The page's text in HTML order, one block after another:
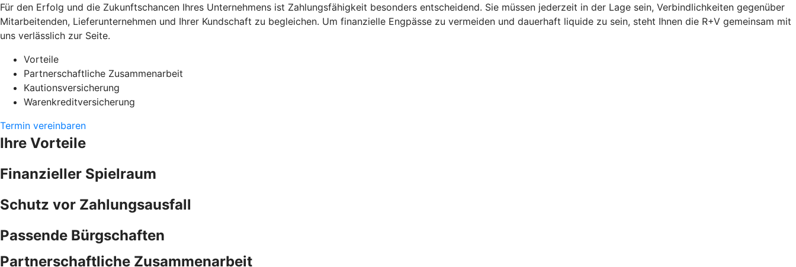
Für den Erfolg und die Zukunftschancen Ihres Unternehmens ist Zahlungsfähigkeit besonders entscheidend. Sie müssen jederzeit in der Lage sein, Verbindlichkeiten gegenüber
Mitarbeitenden, Lieferunternehmen und Ihrer Kundschaft zu begleichen. Um finanzielle Engpässe zu vermeiden und dauerhaft liquide zu sein, steht Ihnen die R+V gemeinsam mit
uns verlässlich zur Seite.
Vorteile
Partnerschaftliche Zusammenarbeit
Kautionsversicherung
Warenkreditversicherung
Termin vereinbaren
Ihre Vorteile
Finanzieller Spielraum
Schutz vor Zahlungsausfall
Passende Bürgschaften
Partnerschaftliche Zusammenarbeit